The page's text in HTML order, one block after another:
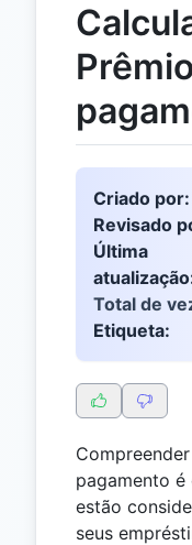
Criado por:
Revisado
Última
Total de
Etiqueta:
pagamento
estão
seus